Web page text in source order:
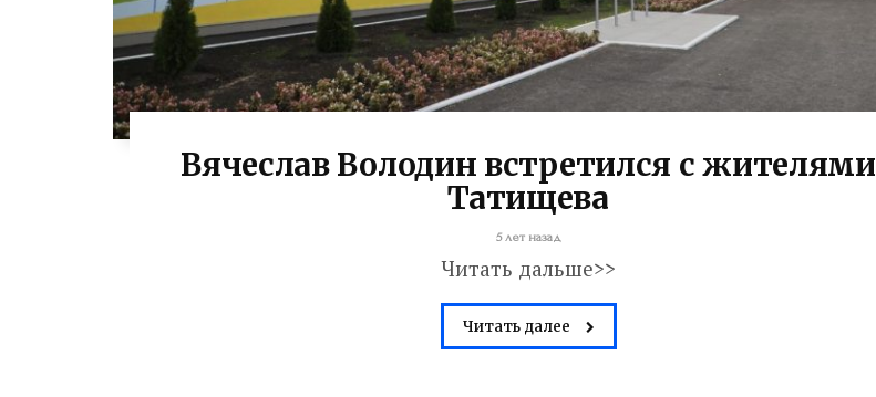
Вячеслав Володин встретился с жителями
Татищева
5 лет назад
Читать дальше>>
Читать далее